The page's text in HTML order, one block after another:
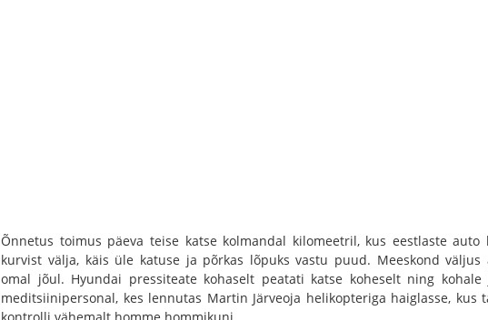
Õnnetus toimus päeva teise katse kolmandal kilomeetril, kus eestlaste auto
kurvist välja, käis üle katuse ja põrkas lõpuks vastu puud. Meeskond väljus
omal jõul. Hyundai pressiteate kohaselt peatati katse koheselt ning kohale
meditsiinipersonal, kes lennutas Martin Järveoja helikopteriga haiglasse, kus